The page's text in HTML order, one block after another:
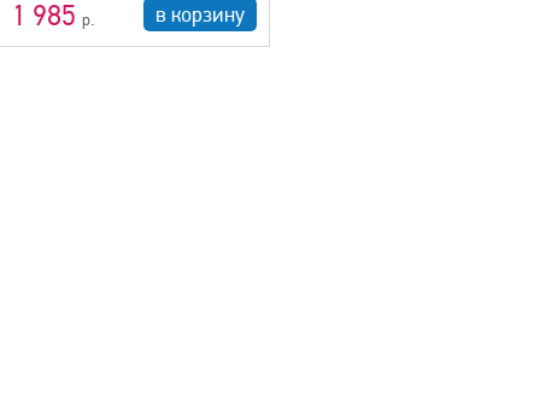
1 985 в корзину